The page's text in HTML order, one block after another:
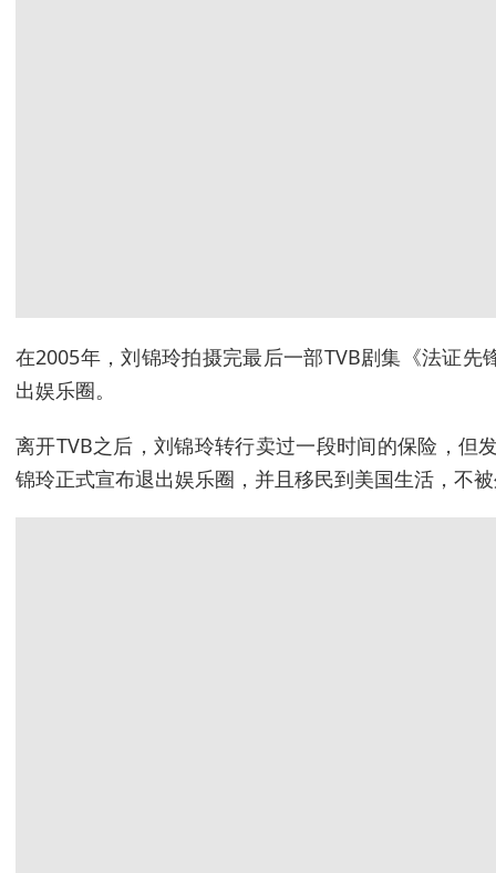
在2005年，刘锦玲拍摄完最后一部TVB剧集《法证先
出娱乐圈。
离开TVB之后，刘锦玲转行卖过一段时间的保险，但
锦玲正式宣布退出娱乐圈，并且移民到美国生活，不